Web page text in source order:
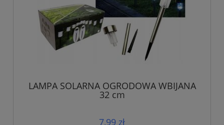
LAMPA SOLARNA OGRODOWA WBIJANA
32 cm
7,99 zł